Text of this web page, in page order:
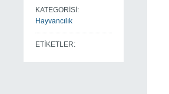
KATEGORİSİ:
Hayvancılık
ETİKETLER: